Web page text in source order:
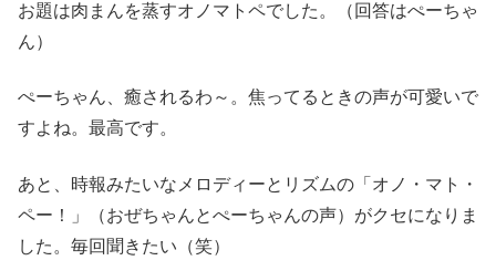
お題は肉まんを蒸すオノマトペでした。（回答はぺーちゃ
ん）
ぺーちゃん、癒されるわ～。焦ってるときの声が可愛いで
すよね。最高です。
あと、時報みたいなメロディーとリズムの「オノ・マト・
ペー！」（おぜちゃんとぺーちゃんの声）がクセになりま
した。毎回聞きたい（笑）